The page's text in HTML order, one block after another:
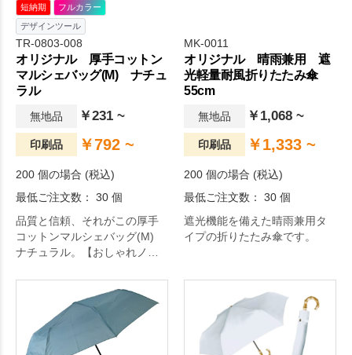
短納期
フルカラー
デザインツール
TR-0803-008
オリジナル 厚手コットン
マルシェバッグ(M) ナチュ
ラル
無地品 ￥231 ~
印刷品 ￥792 ~
200 個の場合 (税込)
最低ご注文数： 30 個
品質と信頼、それがこの厚手
コットンマルシェバッグ(M)
ナチュラル。【おしゃれノベ
ッグにも日用バッグにも使え
る温かみのある5オンスコット
ン生地のバッグです。印刷範
囲が大きくとれるのも魅力的
なマルシェバッグは、おしゃ
MK-0011
オリジナル 晴雨兼用 遮
光軽量耐風折りたたみ傘
55cm
無地品 ￥1,068 ~
印刷品 ￥1,333 ~
200 個の場合 (税込)
最低ご注文数： 30 個
遮光機能を備えた晴雨兼用タ
イプの折りたたみ傘です。